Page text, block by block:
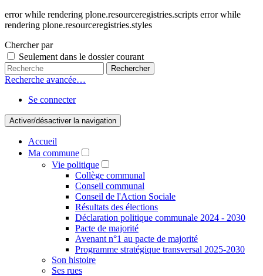
error while rendering plone.resourceregistries.scripts error while
rendering plone.resourceregistries.styles
Chercher par
Seulement dans le dossier courant
Recherche avancée…
Se connecter
Activer/désactiver la navigation
Accueil
Ma commune
Vie politique
Collège communal
Conseil communal
Conseil de l'Action Sociale
Résultats des élections
Déclaration politique communale 2024 - 2030
Pacte de majorité
Avenant n°1 au pacte de majorité
Programme stratégique transversal 2025-2030
Son histoire
Ses rues